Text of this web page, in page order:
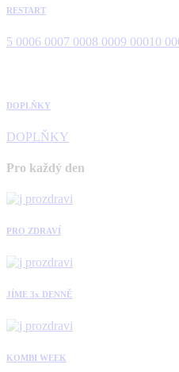
RESTART
5 0006 0007 0008 0009 00010
DOPLŇKY
DOPLŇKY
Pro každý den
PRO ZDRAVÍ
JÍME 3x DENNĚ
KOMBI WEEK